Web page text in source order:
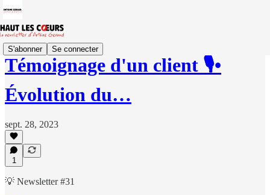
S'abonner Se connecter
Témoignage d'un client 🎙️•
Évolution du…
sept. 28, 2023
1
💡 Newsletter #31